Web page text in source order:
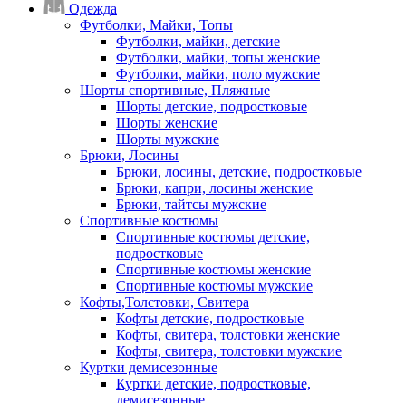
Одежда
Футболки, Майки, Топы
Футболки, майки, детские
Футболки, майки, топы женские
Футболки, майки, поло мужские
Шорты спортивные, Пляжные
Шорты детские, подростковые
Шорты женские
Шорты мужские
Брюки, Лосины
Брюки, лосины, детские, подростковые
Брюки, капри, лосины женские
Брюки, тайтсы мужские
Спортивные костюмы
Спортивные костюмы детские,
подростковые
Спортивные костюмы женские
Спортивные костюмы мужские
Кофты,Толстовки, Свитера
Кофты детские, подростковые
Кофты, свитера, толстовки женские
Кофты, свитера, толстовки мужские
Куртки демисезонные
Куртки детские, подростковые,